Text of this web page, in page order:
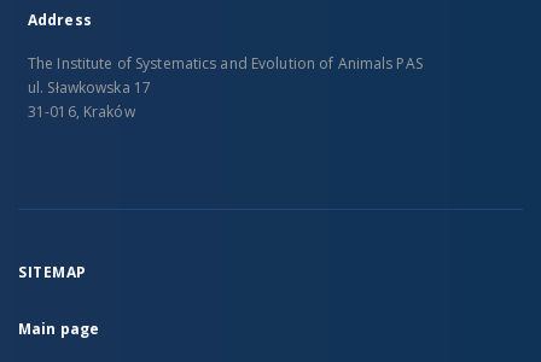
Address
The Institute of Systematics and Evolution of Animals PAS
ul. Sławkowska 17
31-016, Kraków
SITEMAP
Main page